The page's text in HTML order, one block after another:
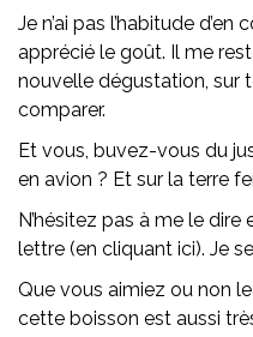
Je n’ai pas l’habitude
apprécié le goût. Il me
nouvelle dégustation, sur
comparer.
Et vous, buvez-vous du
en avion ? Et sur la terre
N’hésitez pas à me le
lettre (en cliquant ici). Je
Que vous aimiez ou non
cette boisson est aussi